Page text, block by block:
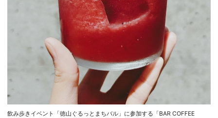
飲み歩きイベント「徳山ぐるっとまちバル」に参加する「BAR COFFEE